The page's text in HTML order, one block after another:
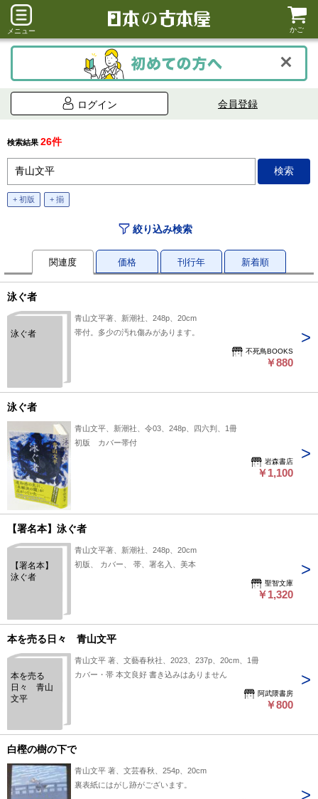
メニュー かご
ログイン 会員登録
検索結果 26件
+ 初版 + 揃
絞り込み検索
関連度 価格 刊行年 新着順
泳ぐ者
泳ぐ者
青山文平著、新潮社、248p、20cm
帯付。多少の汚れ傷みがあります。
不死鳥BOOKS
￥880
泳ぐ者
青山文平、新潮社、令03、248p、四六判、1冊
初版 カバー帯付
岩森書店
￥1,100
【署名本】泳ぐ者
【署名本】
泳ぐ者
青山文平著、新潮社、248p、20cm
初版、 カバー、 帯、署名入、美本
聖智文庫
￥1,320
本を売る日々 青山文平
本を売る
日々 青山
文平
青山文平 著、文藝春秋社、2023、237p、20cm、1冊
カバー・帯 本文良好 書き込みはありません
阿武隈書房
￥800
白樫の樹の下で
青山文平 著、文芸春秋、254p、20cm
裏表紙にはがし跡がございます。